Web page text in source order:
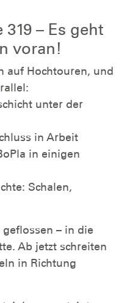
– Es geht
voran!
auf Hochtouren, und
unter der
in Arbeit
in einigen
Schalen,
– in die
Ab jetzt schreiten
in Richtung